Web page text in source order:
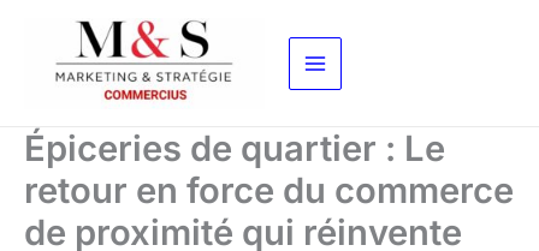
contenu
Épiceries de quartier : Le
retour en force du commerce
de proximité qui réinvente